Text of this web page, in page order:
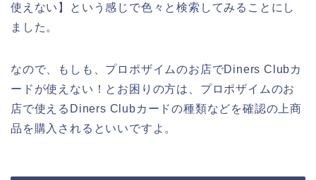
使えない】という感じで色々と検索してみることにし
ました。
なので、もしも、プロポザイムのお店でDiners Clubカ
ードが使えない！とお困りの方は、プロポザイムのお
店で使えるDiners Clubカードの種類などを確認の上商
品を購入されるといいですよ。